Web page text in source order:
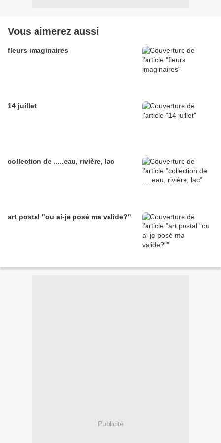
Vous aimerez aussi
fleurs imaginaires
14 juillet
collection de .....eau, rivière, lac
art postal "ou ai-je posé ma valide?"
Publicité